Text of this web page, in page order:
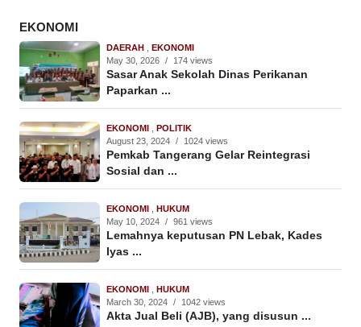
EKONOMI
DAERAH , EKONOMI
May 30, 2026 / 174 views
Sasar Anak Sekolah Dinas Perikanan
Paparkan ...
EKONOMI , POLITIK
August 23, 2024 / 1024 views
Pemkab Tangerang Gelar Reintegrasi
Sosial dan ...
EKONOMI , HUKUM
May 10, 2024 / 961 views
Lemahnya keputusan PN Lebak, Kades
Iyas ...
EKONOMI , HUKUM
March 30, 2024 / 1042 views
Akta Jual Beli (AJB), yang disusun ...